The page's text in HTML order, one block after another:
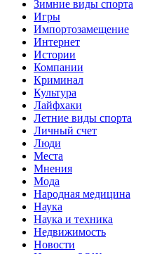
Зимние виды спорта
Игры
Импортозамещение
Интернет
Истории
Компании
Криминал
Культура
Лайфхаки
Летние виды спорта
Личный счет
Люди
Места
Мнения
Мода
Народная медицина
Наука
Наука и техника
Недвижимость
Новости